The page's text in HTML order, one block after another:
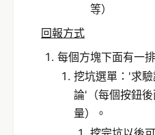
等）
回報方式
每個方塊下面有一
挖坑選單：'求
論'（每個按鈕
量）。